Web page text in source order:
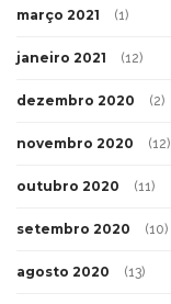
março 2021 (1)
janeiro 2021 (12)
dezembro 2020 (2)
novembro 2020 (12)
outubro 2020 (11)
setembro 2020 (10)
agosto 2020 (13)